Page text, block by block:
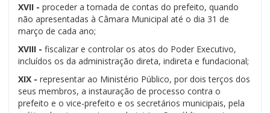
XVII - proceder a tomada de contas do prefeito, quando
não apresentadas à Câmara Municipal até o dia 31 de
março de cada ano;
XVIII - fiscalizar e controlar os atos do Poder Executivo,
incluídos os da administração direta, indireta e fundacional;
XIX - representar ao Ministério Público, por dois terços dos
seus membros, a instauração de processo contra o
prefeito e o vice-prefeito e os secretários municipais, pela